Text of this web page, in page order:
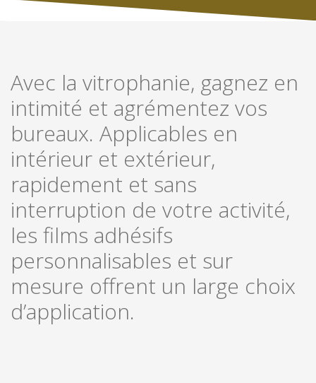
Avec la vitrophanie, gagnez en
intimité et agrémentez vos
bureaux. Applicables en
intérieur et extérieur,
rapidement et sans
interruption de votre activité,
les films adhésifs
personnalisables et sur
mesure offrent un large choix
d’application.